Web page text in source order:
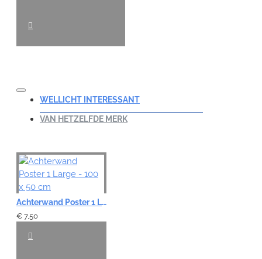
WELLICHT INTERESSANT
VAN HETZELFDE MERK
Achterwand Poster 1 Large - 100 x 50 cm
€ 7,50